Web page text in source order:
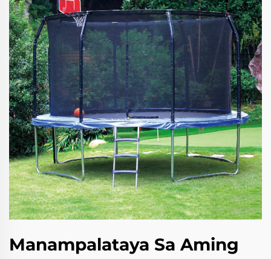
Manampalataya Sa Aming